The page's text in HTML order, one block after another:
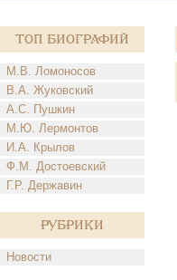
Топ Биографий
М.В. Ломоносов
В.А. Жуковский
А.С. Пушкин
М.Ю. Лермонтов
И.А. Крылов
Ф.М. Достоевский
Г.Р. Державин
Рубрики
Новости